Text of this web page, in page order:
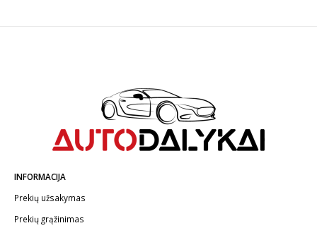
INFORMACIJA
Prekių užsakymas
Prekių grąžinimas